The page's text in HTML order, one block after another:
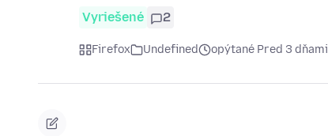
Vyriešené 2
Firefox Undefined opýtané Pred 3 dňami